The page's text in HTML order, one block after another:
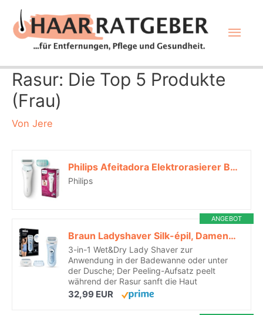
Inhalt
springen
Rasur: Die Top 5 Produkte
(Frau)
Von Jere
Philips Afeitadora Elektrorasierer Brl130/00, Blau*
Philips
ANGEBOT
Braun Ladyshaver Silk-épil, Damenrasierer Elektrisch, LS5160, Blau*
3-in-1 Wet&Dry Lady Shaver zur
Anwendung in der Badewanne oder unter
der Dusche; Der Peeling-Aufsatz peelt
während der Rasur sanft die Haut
32,99 EUR